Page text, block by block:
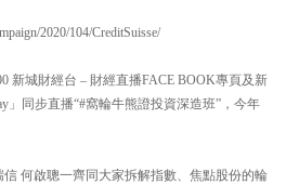
2020/104/CreditSuisse/
新城財經台 – 財經直播FACE BOOK專頁及新
」同步直播“#窩輪牛熊證投資深造班”，今年
何啟聰一齊同大家拆解指數、焦點股份的輪